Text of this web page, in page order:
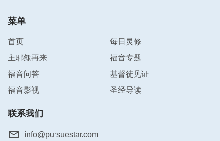
菜单
首页
每日灵修
主耶稣再来
福音专题
福音问答
基督徒见证
福音影视
圣经导读
联系我们
info@pursuestar.com